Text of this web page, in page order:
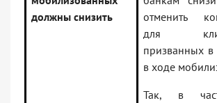
должны снизить
отменить
для
призванных
в ходе
Так, в